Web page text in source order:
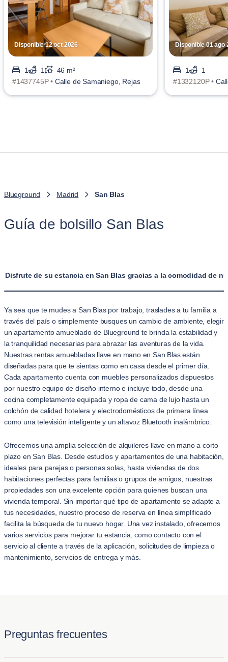
Disponible 12 oct 2026
1 1
46 m²
#1437745P • Calle de Samaniego, Rejas
Disponible 01 ago
1
1
#1332120P •
Blueground Madrid San Blas
Guía de bolsillo San Blas
Disfrute de su estancia en San Blas gracias a la comodidad de
Ya sea que te mudes a San Blas por trabajo, traslades a tu familia a
través del país o simplemente busques un cambio de ambiente, elegir
un apartamento amueblado de Blueground te brinda la estabilidad y
la tranquilidad necesarias para abrazar las aventuras de la vida.
Nuestras rentas amuebladas llave en mano en San Blas están
diseñadas para que te sientas como en casa desde el primer día.
Cada apartamento cuenta con muebles personalizados dispuestos
por nuestro equipo de diseño interno e incluye todo, desde una
cocina completamente equipada y ropa de cama de lujo hasta un
colchón de calidad hotelera y electrodomésticos de primera línea
como una televisión inteligente y un altavoz Bluetooth inalámbrico.
Ofrecemos una amplia selección de alquileres llave en mano a corto
plazo en San Blas. Desde estudios y apartamentos de una habitación,
ideales para parejas o personas solas, hasta viviendas de dos
habitaciones perfectas para familias o grupos de amigos, nuestras
propiedades son una excelente opción para quienes buscan una
vivienda temporal. Sin importar qué tipo de apartamento se adapte a
tus necesidades, nuestro proceso de reserva en línea simplificado
facilita la búsqueda de tu nuevo hogar. Una vez instalado, ofrecemos
varios servicios para mejorar tu estancia, como contacto con el
servicio al cliente a través de la aplicación, solicitudes de limpieza o
mantenimiento, servicios de entrega y más.
Preguntas frecuentes